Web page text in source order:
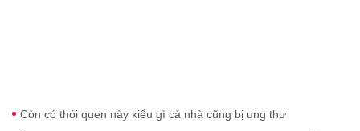
Còn có thói quen này kiểu gì cả nhà cũng bị ung thư